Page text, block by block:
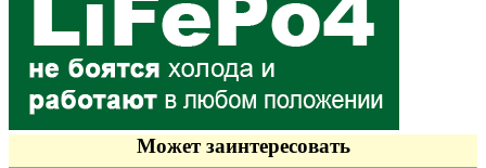
Может заинтересовать